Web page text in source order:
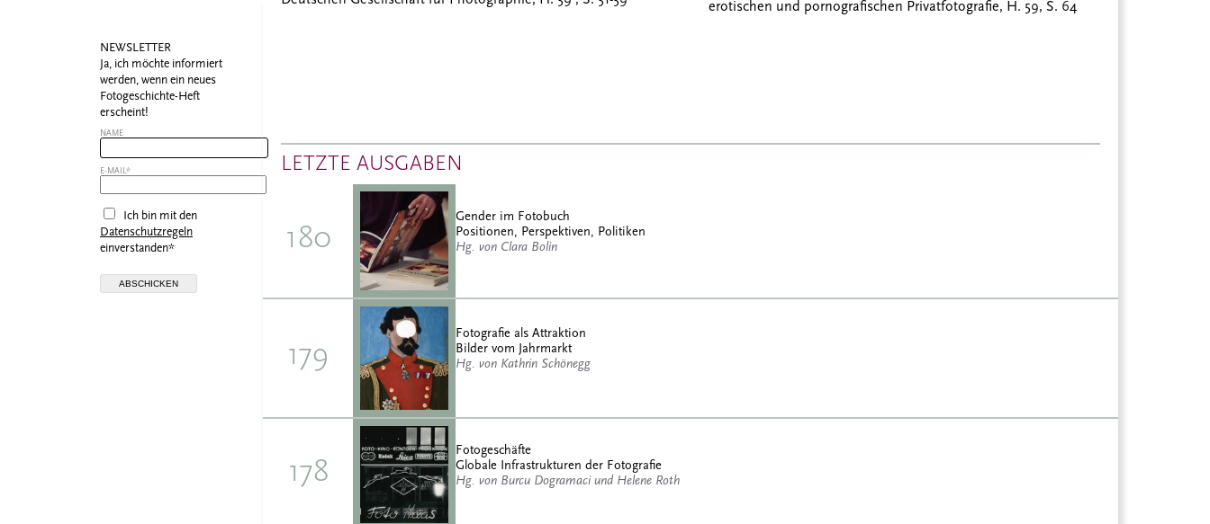
NEWSLETTER
Ja, ich möchte informiert
werden, wenn ein neues
Fotogeschichte-Heft
erscheint!
NAME
E-MAIL*
Ich bin mit den
Datenschutzregeln
einverstanden*
erotischen und pornografischen Privatfotografie, H. 59, S. 64
LETZTE AUSGABEN
180
Gender im Fotobuch
Positionen, Perspektiven, Politiken
Hg. von Clara Bolin
179
Fotografie als Attraktion
Bilder vom Jahrmarkt
Hg. von Kathrin Schönegg
178
Fotogeschäfte
Globale Infrastrukturen der Fotografie
Hg. von Burcu Dogramaci und Helene Roth